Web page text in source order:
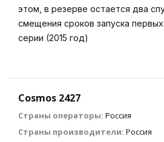
этом, в резерве остается два
смещения сроков запуска
серии (2015 год)
Cosmos 2427
Страны операторы: Россия
Страны производители: Россия